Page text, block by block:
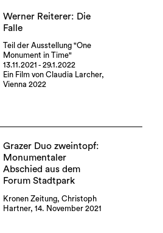
Werner Reiterer: Die
Falle
Teil der Ausstellung "One
Monument in Time"
13.11.2021 - 29.1.2022
Ein Film von Claudia Larcher,
Vienna 2022
Grazer Duo zweintopf:
Monumentaler
Abschied aus dem
Forum Stadtpark
Kronen Zeitung, Christoph
Hartner, 14. November 2021